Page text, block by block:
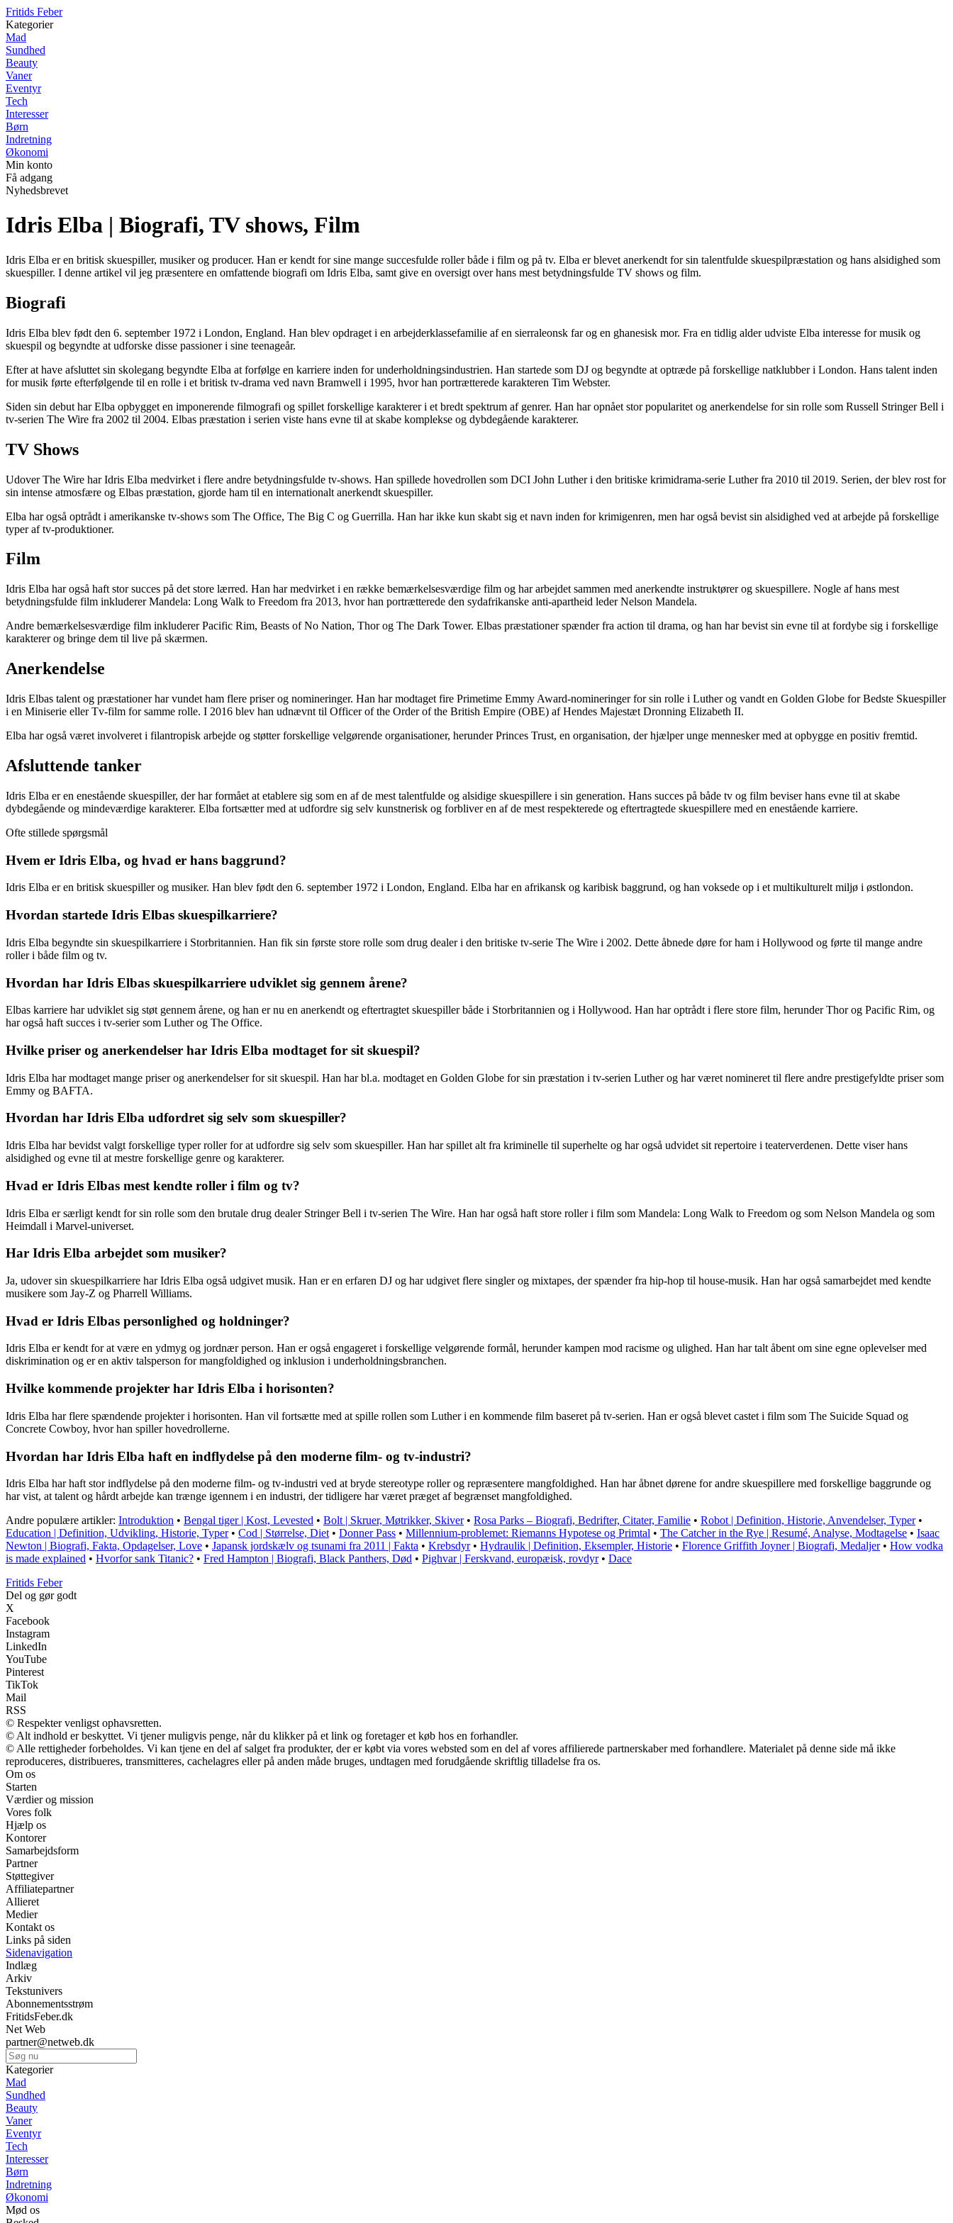
Fritids Feber
Kategorier
Mad
Sundhed
Beauty
Vaner
Eventyr
Tech
Interesser
Børn
Indretning
Økonomi
Min konto
Få adgang
Nyhedsbrevet
Idris Elba | Biografi, TV shows, Film
Idris Elba er en britisk skuespiller, musiker og producer. Han er kendt for sine mange succesfulde roller både i film og på tv. Elba er blevet anerkendt for sin talentfulde skuespilpræstation og hans alsidighed som
skuespiller. I denne artikel vil jeg præsentere en omfattende biografi om Idris Elba, samt give en oversigt over hans mest betydningsfulde TV shows og film.
Biografi
Idris Elba blev født den 6. september 1972 i London, England. Han blev opdraget i en arbejderklassefamilie af en sierraleonsk far og en ghanesisk mor. Fra en tidlig alder udviste Elba interesse for musik og
skuespil og begyndte at udforske disse passioner i sine teenageår.
Efter at have afsluttet sin skolegang begyndte Elba at forfølge en karriere inden for underholdningsindustrien. Han startede som DJ og begyndte at optræde på forskellige natklubber i London. Hans talent inden
for musik førte efterfølgende til en rolle i et britisk tv-drama ved navn Bramwell i 1995, hvor han portrætterede karakteren Tim Webster.
Siden sin debut har Elba opbygget en imponerende filmografi og spillet forskellige karakterer i et bredt spektrum af genrer. Han har opnået stor popularitet og anerkendelse for sin rolle som Russell Stringer Bell i
tv-serien The Wire fra 2002 til 2004. Elbas præstation i serien viste hans evne til at skabe komplekse og dybdegående karakterer.
TV Shows
Udover The Wire har Idris Elba medvirket i flere andre betydningsfulde tv-shows. Han spillede hovedrollen som DCI John Luther i den britiske krimidrama-serie Luther fra 2010 til 2019. Serien, der blev rost for
sin intense atmosfære og Elbas præstation, gjorde ham til en internationalt anerkendt skuespiller.
Elba har også optrådt i amerikanske tv-shows som The Office, The Big C og Guerrilla. Han har ikke kun skabt sig et navn inden for krimigenren, men har også bevist sin alsidighed ved at arbejde på forskellige
typer af tv-produktioner.
Film
Idris Elba har også haft stor succes på det store lærred. Han har medvirket i en række bemærkelsesværdige film og har arbejdet sammen med anerkendte instruktører og skuespillere. Nogle af hans mest
betydningsfulde film inkluderer Mandela: Long Walk to Freedom fra 2013, hvor han portrætterede den sydafrikanske anti-apartheid leder Nelson Mandela.
Andre bemærkelsesværdige film inkluderer Pacific Rim, Beasts of No Nation, Thor og The Dark Tower. Elbas præstationer spænder fra action til drama, og han har bevist sin evne til at fordybe sig i forskellige
karakterer og bringe dem til live på skærmen.
Anerkendelse
Idris Elbas talent og præstationer har vundet ham flere priser og nomineringer. Han har modtaget fire Primetime Emmy Award-nomineringer for sin rolle i Luther og vandt en Golden Globe for Bedste Skuespiller
i en Miniserie eller Tv-film for samme rolle. I 2016 blev han udnævnt til Officer of the Order of the British Empire (OBE) af Hendes Majestæt Dronning Elizabeth II.
Elba har også været involveret i filantropisk arbejde og støtter forskellige velgørende organisationer, herunder Princes Trust, en organisation, der hjælper unge mennesker med at opbygge en positiv fremtid.
Afsluttende tanker
Idris Elba er en enestående skuespiller, der har formået at etablere sig som en af de mest talentfulde og alsidige skuespillere i sin generation. Hans succes på både tv og film beviser hans evne til at skabe
dybdegående og mindeværdige karakterer. Elba fortsætter med at udfordre sig selv kunstnerisk og forbliver en af de mest respekterede og eftertragtede skuespillere med en enestående karriere.
Ofte stillede spørgsmål
Hvem er Idris Elba, og hvad er hans baggrund?
Idris Elba er en britisk skuespiller og musiker. Han blev født den 6. september 1972 i London, England. Elba har en afrikansk og karibisk baggrund, og han voksede op i et multikulturelt miljø i østlondon.
Hvordan startede Idris Elbas skuespilkarriere?
Idris Elba begyndte sin skuespilkarriere i Storbritannien. Han fik sin første store rolle som drug dealer i den britiske tv-serie The Wire i 2002. Dette åbnede døre for ham i Hollywood og førte til mange andre
roller i både film og tv.
Hvordan har Idris Elbas skuespilkarriere udviklet sig gennem årene?
Elbas karriere har udviklet sig støt gennem årene, og han er nu en anerkendt og eftertragtet skuespiller både i Storbritannien og i Hollywood. Han har optrådt i flere store film, herunder Thor og Pacific Rim, og
har også haft succes i tv-serier som Luther og The Office.
Hvilke priser og anerkendelser har Idris Elba modtaget for sit skuespil?
Idris Elba har modtaget mange priser og anerkendelser for sit skuespil. Han har bl.a. modtaget en Golden Globe for sin præstation i tv-serien Luther og har været nomineret til flere andre prestigefyldte priser som
Emmy og BAFTA.
Hvordan har Idris Elba udfordret sig selv som skuespiller?
Idris Elba har bevidst valgt forskellige typer roller for at udfordre sig selv som skuespiller. Han har spillet alt fra kriminelle til superhelte og har også udvidet sit repertoire i teaterverdenen. Dette viser hans
alsidighed og evne til at mestre forskellige genre og karakterer.
Hvad er Idris Elbas mest kendte roller i film og tv?
Idris Elba er særligt kendt for sin rolle som den brutale drug dealer Stringer Bell i tv-serien The Wire. Han har også haft store roller i film som Mandela: Long Walk to Freedom og som Nelson Mandela og som
Heimdall i Marvel-universet.
Har Idris Elba arbejdet som musiker?
Ja, udover sin skuespilkarriere har Idris Elba også udgivet musik. Han er en erfaren DJ og har udgivet flere singler og mixtapes, der spænder fra hip-hop til house-musik. Han har også samarbejdet med kendte
musikere som Jay-Z og Pharrell Williams.
Hvad er Idris Elbas personlighed og holdninger?
Idris Elba er kendt for at være en ydmyg og jordnær person. Han er også engageret i forskellige velgørende formål, herunder kampen mod racisme og ulighed. Han har talt åbent om sine egne oplevelser med
diskrimination og er en aktiv talsperson for mangfoldighed og inklusion i underholdningsbranchen.
Hvilke kommende projekter har Idris Elba i horisonten?
Idris Elba har flere spændende projekter i horisonten. Han vil fortsætte med at spille rollen som Luther i en kommende film baseret på tv-serien. Han er også blevet castet i film som The Suicide Squad og
Concrete Cowboy, hvor han spiller hovedrollerne.
Hvordan har Idris Elba haft en indflydelse på den moderne film- og tv-industri?
Idris Elba har haft stor indflydelse på den moderne film- og tv-industri ved at bryde stereotype roller og repræsentere mangfoldighed. Han har åbnet dørene for andre skuespillere med forskellige baggrunde og
har vist, at talent og hårdt arbejde kan trænge igennem i en industri, der tidligere har været præget af begrænset mangfoldighed.
Andre populære artikler: Introduktion • Bengal tiger | Kost, Levested • Bolt | Skruer, Møtrikker, Skiver• Rosa Parks – Biografi, Bedrifter, Citater, Familie • Robot | Definition, Historie, Anvendelser, Typer•
Education | Definition, Udvikling, Historie, Typer• Cod | Størrelse, Diet • Donner Pass • Millennium-problemet: Riemanns Hypotese og Primtal • The Catcher in the Rye | Resumé, Analyse, Modtagelse • Isaac
Newton | Biografi, Fakta, Opdagelser, Love • Japansk jordskælv og tsunami fra 2011 | Fakta • Krebsdyr• Hydraulik | Definition, Eksempler, Historie • Florence Griffith Joyner | Biografi, Medaljer• How vodka
is made explained • Hvorfor sank Titanic? • Fred Hampton | Biografi, Black Panthers, Død • Pighvar | Ferskvand, europæisk, rovdyr• Dace
Fritids Feber
Del og gør godt
X
Facebook
Instagram
LinkedIn
YouTube
Pinterest
TikTok
Mail
RSS
© Respekter venligst ophavsretten.
© Alt indhold er beskyttet. Vi tjener muligvis penge, når du klikker på et link og foretager et køb hos en forhandler.
© Alle rettigheder forbeholdes. Vi kan tjene en del af salget fra produkter, der er købt via vores websted som en del af vores affilierede partnerskaber med forhandlere. Materialet på denne side må ikke
reproduceres, distribueres, transmitteres, cachelagres eller på anden måde bruges, undtagen med forudgående skriftlig tilladelse fra os.
Om os
Starten
Værdier og mission
Vores folk
Hjælp os
Kontorer
Samarbejdsform
Partner
Støttegiver
Affiliatepartner
Allieret
Medier
Kontakt os
Links på siden
Sidenavigation
Indlæg
Arkiv
Tekstunivers
Abonnementsstrøm
FritidsFeber.dk
Net Web
partner@netweb.dk
Kategorier
Mad
Sundhed
Beauty
Vaner
Eventyr
Tech
Interesser
Børn
Indretning
Økonomi
Mød os